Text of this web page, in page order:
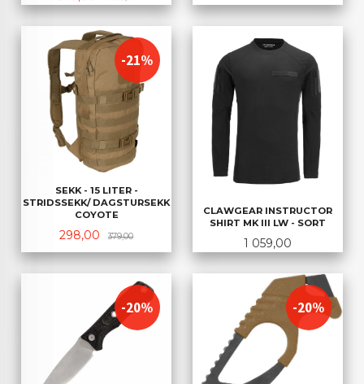
SEKK - 15 LITER -
STRIDSSEKK/ DAGSTURSEKK
COYOTE
Tilbud
298,00 379,00Rabatt
-21%
CLAWGEAR INSTRUCTOR
SHIRT MK III LW - SORT
Pris
1 059,00
-20% -20%